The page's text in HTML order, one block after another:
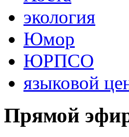
экология
Юмор
ЮРПСО
языковой
Прямой